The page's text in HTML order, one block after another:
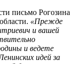
письмо Рогозина
«Прежде
и вашей
и ведете
идей за